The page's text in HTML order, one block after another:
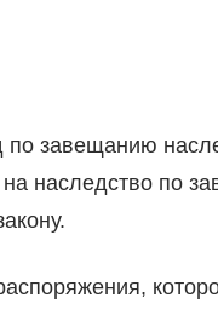
по завещанию
наследство по